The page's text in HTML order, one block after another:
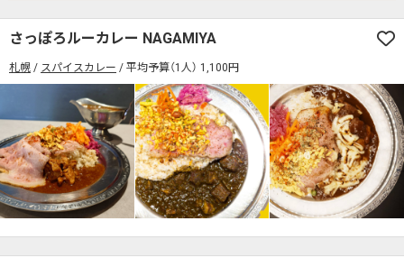
カレーのジャンルを絞り込む
無料駐車場あり 1人でも入りやすいお店
モーニングあり ランチあり 夜10時以降も営業
年中無休 5名以上の団体歓迎 テイクアウトOK
デリバリー対応 禁煙席のみ 喫煙席あり
カウンター席あり テーブル席あり テラス席あり
カレーのジャンルを絞り込む
席の予約可 駅から徒歩5分以内
無料駐車場あり 1人でも入りやすいお店
モーニングあり ランチあり 夜10時以降も営業
年中無休 5名以上の団体歓迎 テイクアウトOK
デリバリー対応 禁煙席のみ 喫煙席あり
さっぽろルーカレー NAGAMIYA
札幌 スパイスカレー 平均予算（1人） 1,100円